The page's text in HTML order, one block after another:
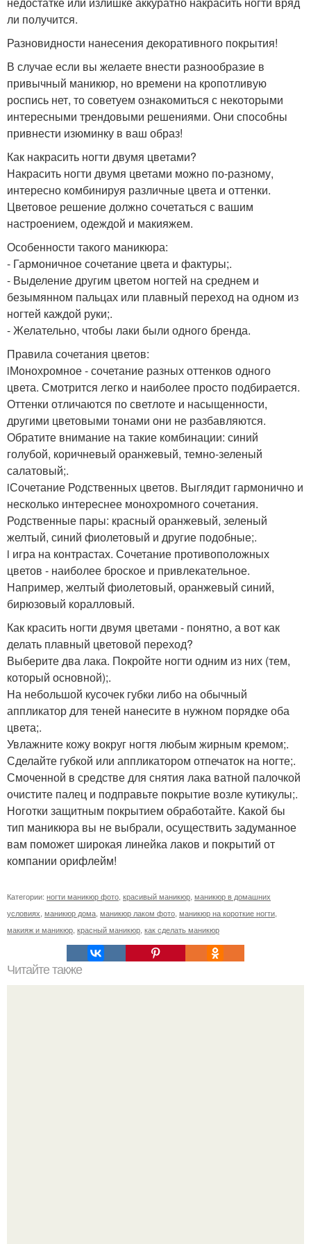
ли получится.
Разновидности нанесения декоративного покрытия!
В случае если вы желаете внести разнообразие в
привычный маникюр, но времени на кропотливую
роспись нет, то советуем ознакомиться с некоторыми
интересными трендовыми решениями. Они способны
привнести изюминку в ваш образ!
Как накрасить ногти двумя цветами?
Накрасить ногти двумя цветами можно по-разному,
интересно комбинируя различные цвета и оттенки.
Цветовое решение должно сочетаться с вашим
настроением, одеждой и макияжем.
Особенности такого маникюра:
- Гармоничное сочетание цвета и фактуры;.
- Выделение другим цветом ногтей на среднем и
безымянном пальцах или плавный переход на одном из
ногтей каждой руки;.
- Желательно, чтобы лаки были одного бренда.
Правила сочетания цветов:
iМонохромное - сочетание разных оттенков одного
цвета. Смотрится легко и наиболее просто подбирается.
Оттенки отличаются по светлоте и насыщенности,
другими цветовыми тонами они не разбавляются.
Обратите внимание на такие комбинации: синий
голубой, коричневый оранжевый, темно-зеленый
салатовый;.
iСочетание Родственных цветов. Выглядит гармонично и
несколько интереснее монохромного сочетания.
Родственные пары: красный оранжевый, зеленый
желтый, синий фиолетовый и другие подобные;.
i игра на контрастах. Сочетание противоположных
цветов - наиболее броское и привлекательное.
Например, желтый фиолетовый, оранжевый синий,
бирюзовый коралловый.
Как красить ногти двумя цветами - понятно, а вот как
делать плавный цветовой переход?
Выберите два лака. Покройте ногти одним из них (тем,
который основной);.
На небольшой кусочек губки либо на обычный
аппликатор для теней нанесите в нужном порядке оба
цвета;.
Увлажните кожу вокруг ногтя любым жирным кремом;.
Сделайте губкой или аппликатором отпечаток на ногте;.
Смоченной в средстве для снятия лака ватной палочкой
очистите палец и подправьте покрытие возле кутикулы;.
Ноготки защитным покрытием обработайте. Какой бы
тип маникюра вы не выбрали, осуществить задуманное
вам поможет широкая линейка лаков и покрытий от
компании орифлейм!
Категории: ногти маникюр фото красивый маникюр маникюр в домашних
условиях маникюр дома маникюр лаком фото маникюр на короткие ногти
макияж и маникюр красный маникюр как сделать маникюр
Читайте также